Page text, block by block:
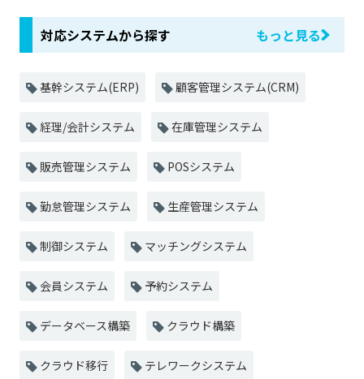
対応システムから探す もっと見る
基幹システム(ERP) 顧客管理システム(CRM)
経理/会計システム 在庫管理システム
販売管理システム POSシステム
勤怠管理システム 生産管理システム
制御システム マッチングシステム
会員システム 予約システム
データベース構築 クラウド構築
クラウド移行 テレワークシステム